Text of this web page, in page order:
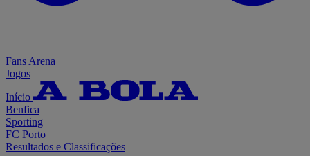
Fans Arena
Jogos
Início
Benfica
Sporting
FC Porto
Resultados e Classificações